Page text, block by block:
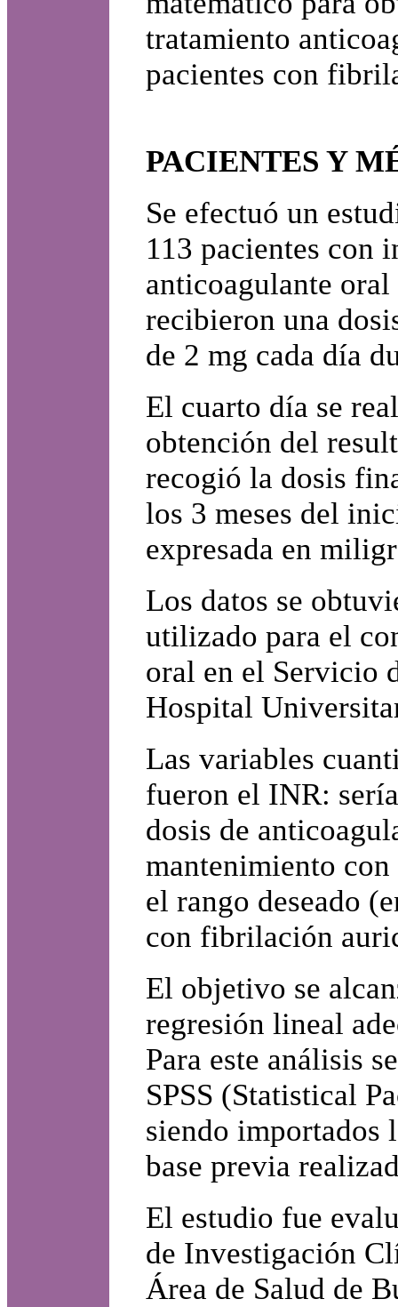
tratamiento
pacientes con
PACIENTES Y
Se efectuó un
113 pacientes con
anticoagulante
recibieron una
de 2 mg cada día
El cuarto día se
obtención del
recogió la dosis
los 3 meses del
expresada en
Los datos se
utilizado para el
oral en el Servicio
Hospital
Las variables
fueron el INR:
dosis de
mantenimiento
el rango deseado
con fibrilación
El objetivo se
regresión lineal
Para este análisis
SPSS (Statistical
siendo importados
base previa
El estudio fue
de Investigación
Área de Salud de